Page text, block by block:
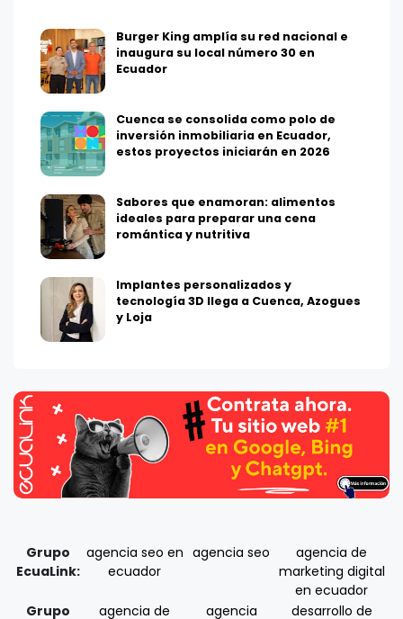
Burger King amplía su red nacional e
inaugura su local número 30 en
Ecuador
Cuenca se consolida como polo de
inversión inmobiliaria en Ecuador,
estos proyectos iniciarán en 2026
Sabores que enamoran: alimentos
ideales para preparar una cena
romántica y nutritiva
Implantes personalizados y
tecnología 3D llega a Cuenca, Azogues
y Loja
Grupo
EcuaLink:
agencia seo en
ecuador
agencia seo
agencia de
marketing digital
en ecuador
Grupo
agencia de agencia desarrollo de